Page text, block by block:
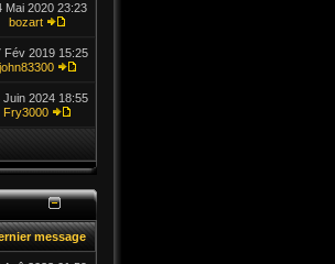
Mai 2020 23:23
bozart
Fév 2019 15:25
john83300
Juin 2024 18:55
Fry3000
message